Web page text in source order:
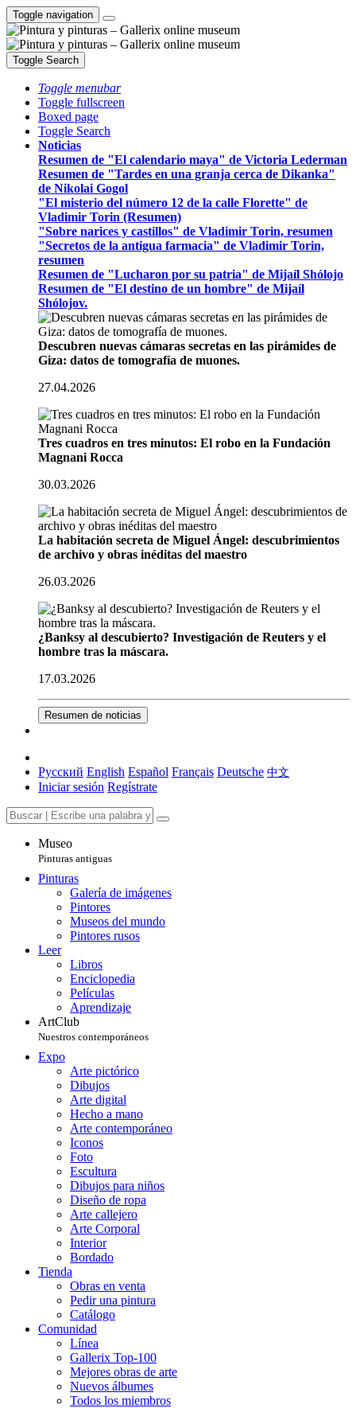
Toggle navigation
Toggle Search
Toggle menubar
Toggle fullscreen
Boxed page
Toggle Search
Noticias
Resumen de "El calendario maya" de Victoria Lederman
Resumen de "Tardes en una granja cerca de Dikanka"
de Nikolai Gogol
"El misterio del número 12 de la calle Florette" de
Vladimir Torin (Resumen)
"Sobre narices y castillos" de Vladimir Torin, resumen
"Secretos de la antigua farmacia" de Vladimir Torin,
resumen
Resumen de "Lucharon por su patria" de Mijaíl Shólojo
Resumen de "El destino de un hombre" de Mijaíl
Shólojov.
Descubren nuevas cámaras secretas en las pirámides de
Giza: datos de tomografía de muones.
27.04.2026
Tres cuadros en tres minutos: El robo en la Fundación
Magnani Rocca
30.03.2026
La habitación secreta de Miguel Ángel: descubrimientos
de archivo y obras inéditas del maestro
26.03.2026
¿Banksy al descubierto? Investigación de Reuters y el
hombre tras la máscara.
17.03.2026
Resumen de noticias
Русский English Español Français Deutsche 中文
Iniciar sesión Regístrate
Museo
Pinturas antiguas
Pinturas
Galería de imágenes
Pintores
Museos del mundo
Pintores rusos
Leer
Libros
Enciclopedia
Películas
Aprendizaje
ArtClub
Nuestros contemporáneos
Expo
Arte pictórico
Dibujos
Arte digital
Hecho a mano
Arte contemporáneo
Iconos
Foto
Escultura
Dibujos para niños
Diseño de ropa
Arte callejero
Arte Corporal
Interior
Bordado
Tienda
Obras en venta
Pedir una pintura
Catálogo
Comunidad
Línea
Gallerix Top-100
Mejores obras de arte
Nuevos álbumes
Todos los miembros